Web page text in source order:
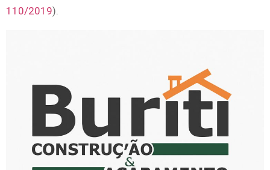
110/2019).